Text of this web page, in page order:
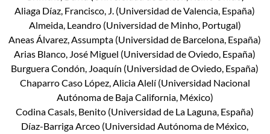
Aliaga Díaz, Francisco, J. (Universidad de Valencia, España)
Almeida, Leandro (Universidad de Minho, Portugal)
Aneas Álvarez, Assumpta (Universidad de Barcelona, España)
Arias Blanco, José Miguel (Universidad de Oviedo, España)
Burguera Condón, Joaquín (Universidad de Oviedo, España)
Chaparro Caso López, Alicia Alelí (Universidad Nacional
Autónoma de Baja California, México)
Codina Casals, Benito (Universidad de La Laguna, España)
Díaz-Barriga Arceo (Universidad Autónoma de México,